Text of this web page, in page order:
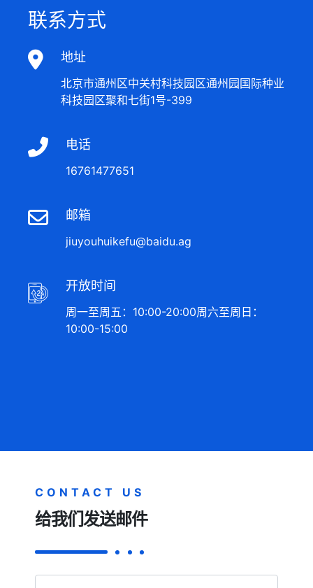
联系方式
地址
北京市通州区中关村科技园区通州园国际种业
科技园区聚和七街1号-399
电话
16761477651
邮箱
jiuyouhuikefu@baidu.ag
开放时间
周一至周五：10:00-20:00周六至周日：
10:00-15:00
CONTACT US
给我们发送邮件